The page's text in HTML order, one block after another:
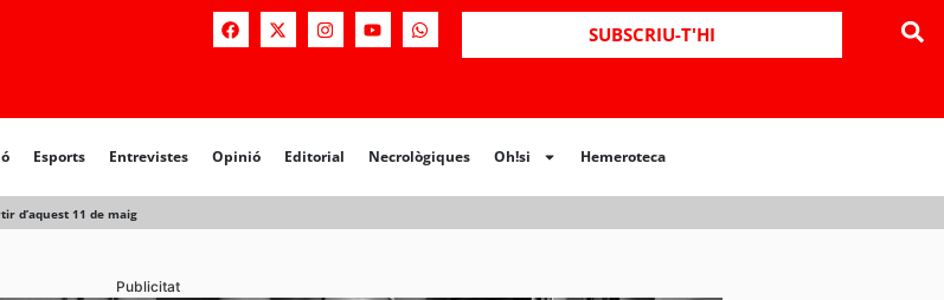
SUBSCRIU-T'HI
Esports Entrevistes Opinió Editorial Necrològiques Oh!si Hemeroteca
d’aquest 11 de maig
Opinió Editorial Necrològiques Hemeroteca
Publicitat